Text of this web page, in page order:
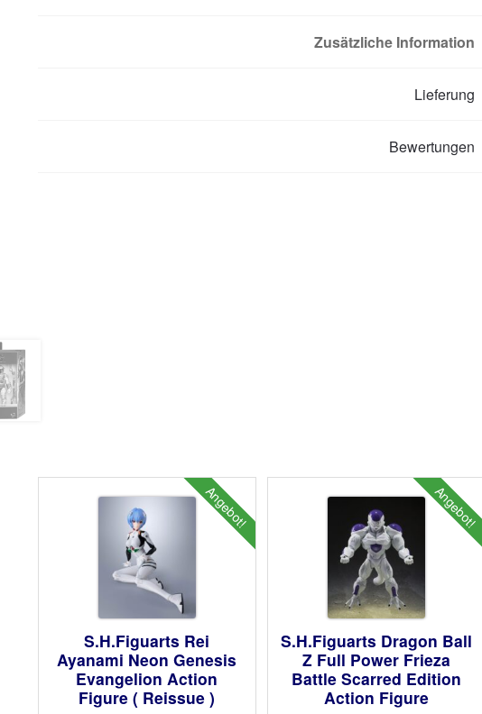
Zusätzliche Information
Lieferung
Bewertungen
Angebot!
S.H.Figuarts Rei
Ayanami Neon Genesis
Evangelion Action
Figure ( Reissue )
Angebot!
S.H.Figuarts Dragon Ball
Z Full Power Frieza
Battle Scarred Edition
Action Figure